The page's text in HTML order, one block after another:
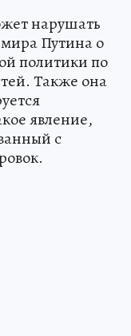
нарушать
Путина о
политики по
Также она
явление,
с